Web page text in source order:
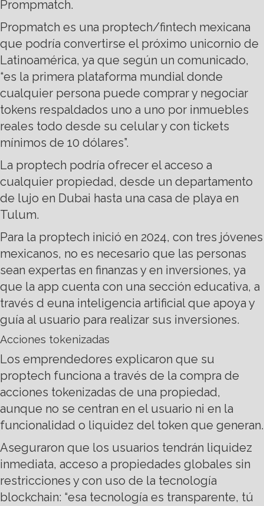
Prompmatch.
Propmatch es una proptech/fintech mexicana
que podría convertirse el próximo unicornio de
Latinoamérica, ya que según un comunicado,
“es la primera plataforma mundial donde
cualquier persona puede comprar y negociar
tokens respaldados uno a uno por inmuebles
reales todo desde su celular y con tickets
mínimos de 10 dólares”.
La proptech podría ofrecer el acceso a
cualquier propiedad, desde un departamento
de lujo en Dubai hasta una casa de playa en
Tulum.
Para la proptech inició en 2024, con tres jóvenes
mexicanos, no es necesario que las personas
sean expertas en finanzas y en inversiones, ya
que la app cuenta con una sección educativa, a
través d euna inteligencia artificial que apoya y
guía al usuario para realizar sus inversiones.
Acciones tokenizadas
Los emprendedores explicaron que su
proptech funciona a través de la compra de
acciones tokenizadas de una propiedad,
aunque no se centran en el usuario ni en la
funcionalidad o liquidez del token que generan.
Aseguraron que los usuarios tendrán liquidez
inmediata, acceso a propiedades globales sin
restricciones y con uso de la tecnología
blockchain: “esa tecnología es transparente, tú